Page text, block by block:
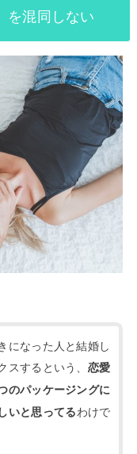
を混同しない
になった人と結婚し
するという、 恋愛
のパッケージングに
いと思ってるわけで